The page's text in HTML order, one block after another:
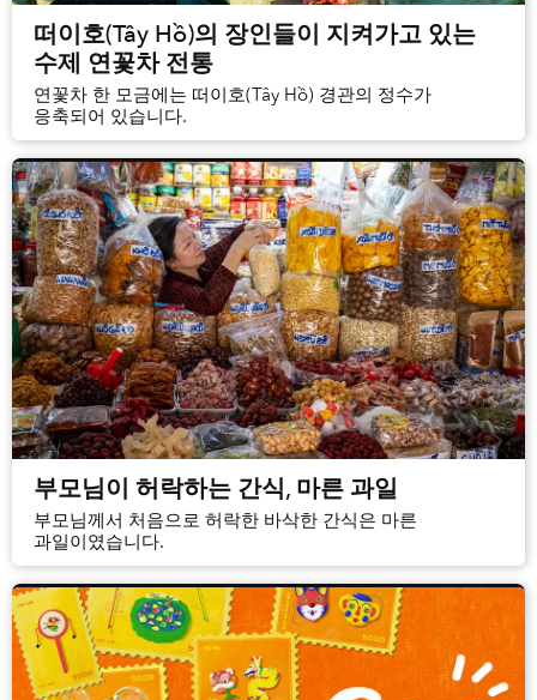
떠이호(Tây Hồ)의 장인들이 지켜가고 있는
수제 연꽃차 전통
연꽃차 한 모금에는 떠이호(Tây Hồ) 경관의 정수가
응축되어 있습니다.
부모님이 허락하는 간식, 마른 과일
부모님께서 처음으로 허락한 바삭한 간식은 마른
과일이였습니다.